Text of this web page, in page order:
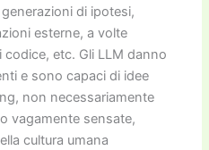
di ipotesi,
esterne, a volte
etc. Gli LLM danno
e sono capaci di idee
non necessariamente
vagamente sensate,
cultura umana